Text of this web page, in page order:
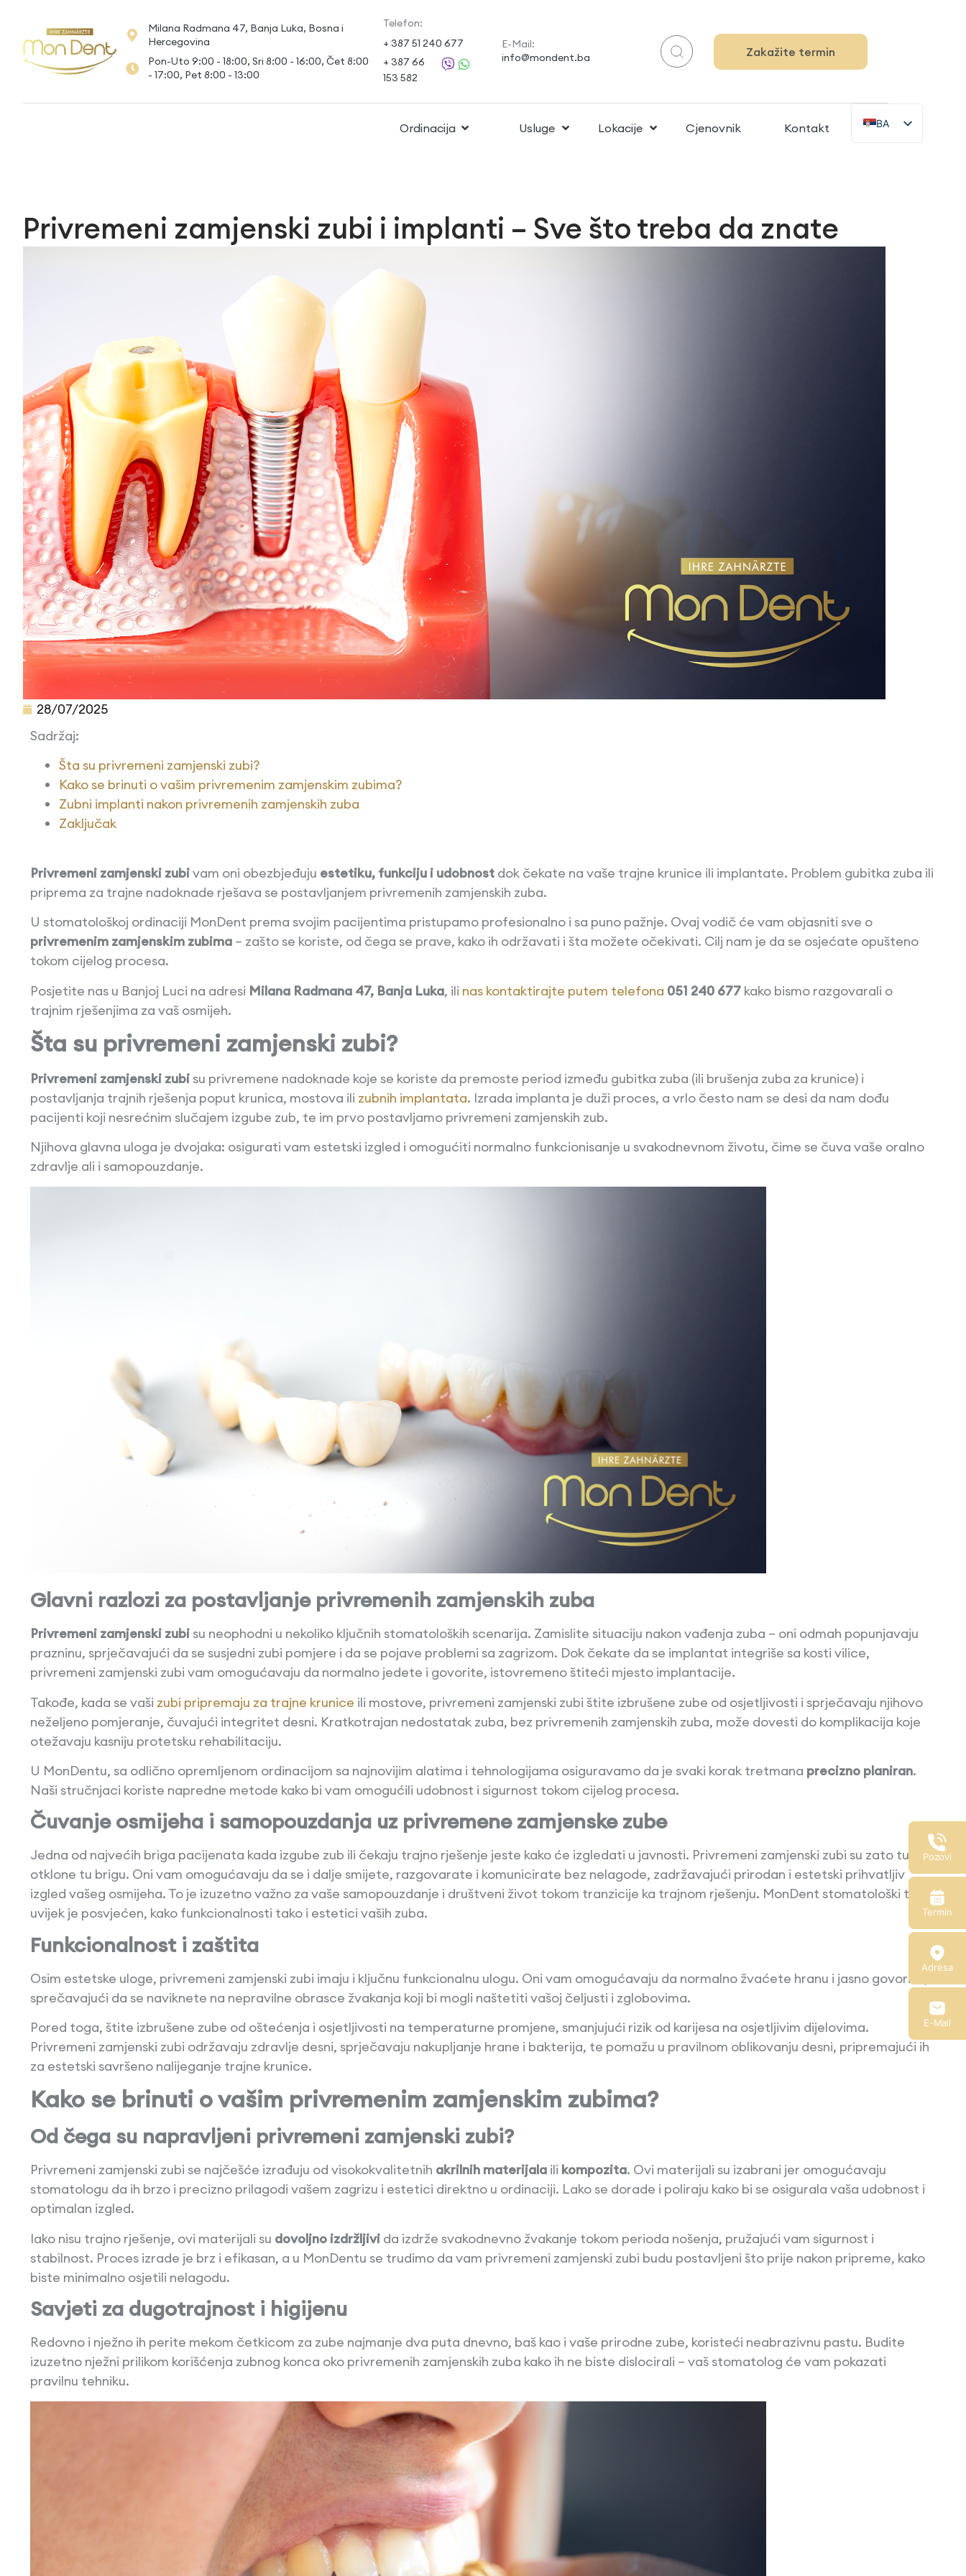
Milana Radmana 47, Banja Luka, Bosna i
Hercegovina
Pon-Uto 9:00 - 18:00, Sri 8:00 - 16:00, Čet 8:00
- 17:00, Pet 8:00 - 13:00
Telefon:
+ 387 51 240 677
+ 387 66
153 582
E-Mail:
info@mondent.ba
Zakažite termin
Ordinacija Usluge Lokacije Cjenovnik Kontakt
BA
DE
Privremeni zamjenski zubi i implanti – Sve što treba da znate
28/07/2025
Sadržaj:
Šta su privremeni zamjenski zubi?
Kako se brinuti o vašim privremenim zamjenskim zubima?
Zubni implanti nakon privremenih zamjenskih zuba
Zaključak
Privremeni zamjenski zubivam oni obezbjeđuju estetiku, funkciju i udobnostdok čekate na vaše trajne krunice ili implantate. Problem gubitka zuba ili
priprema za trajne nadoknade rješava se postavljanjem privremenih zamjenskih zuba.
U stomatološkoj ordinaciji MonDent prema svojim pacijentima pristupamo profesionalno i sa puno pažnje. Ovaj vodič će vam objasniti sve o
privremenim zamjenskim zubima– zašto se koriste, od čega se prave, kako ih održavati i šta možete očekivati. Cilj nam je da se osjećate opušteno
tokom cijelog procesa.
Posjetite nas u Banjoj Luci na adresi Milana Radmana 47, Banja Luka, ili nas kontaktirajte putem telefona 051 240 677 kako bismo razgovarali o
trajnim rješenjima za vaš osmijeh.
Šta su privremeni zamjenski zubi?
Privremeni zamjenski zubisu privremene nadoknade koje se koriste da premoste period između gubitka zuba (ili brušenja zuba za krunice) i
postavljanja trajnih rješenja poput krunica, mostova ili zubnih implantata. Izrada implanta je duži proces, a vrlo često nam se desi da nam dođu
pacijenti koji nesrećnim slučajem izgube zub, te im prvo postavljamo privremeni zamjenskih zub.
Njihova glavna uloga je dvojaka: osigurati vam estetski izgled i omogućiti normalno funkcionisanje u svakodnevnom životu, čime se čuva vaše oralno
zdravlje ali i samopouzdanje.
Glavni razlozi za postavljanje privremenih zamjenskih zuba
Privremeni zamjenski zubisu neophodni u nekoliko ključnih stomatoloških scenarija. Zamislite situaciju nakon vađenja zuba – oni odmah popunjavaju
prazninu, sprječavajući da se susjedni zubi pomjere i da se pojave problemi sa zagrizom. Dok čekate da se implantat integriše sa kosti vilice,
privremeni zamjenski zubi vam omogućavaju da normalno jedete i govorite, istovremeno štiteći mjesto implantacije.
Takođe, kada se vaši zubi pripremaju za trajne krunice ili mostove, privremeni zamjenski zubi štite izbrušene zube od osjetljivosti i sprječavaju njihovo
neželjeno pomjeranje, čuvajući integritet desni. Kratkotrajan nedostatak zuba, bez privremenih zamjenskih zuba, može dovesti do komplikacija koje
otežavaju kasniju protetsku rehabilitaciju.
U MonDentu, sa odlično opremljenom ordinacijom sa najnovijim alatima i tehnologijama osiguravamo da je svaki korak tretmana precizno planiran.
Naši stručnjaci koriste napredne metode kako bi vam omogućili udobnost i sigurnost tokom cijelog procesa.
Čuvanje osmijeha i samopouzdanja uz privremene zamjenske zube
Jedna od najvećih briga pacijenata kada izgube zub ili čekaju trajno rješenje jeste kako će izgledati u javnosti. Privremeni zamjenski zubi su zato tu da
otklone tu brigu. Oni vam omogućavaju da se i dalje smijete, razgovarate i komunicirate bez nelagode, zadržavajući prirodan i estetski prihvatljiv
izgled vašeg osmijeha. To je izuzetno važno za vaše samopouzdanje i društveni život tokom tranzicije ka trajnom rješenju. MonDent stomatološki tim
uvijek je posvjećen, kako funkcionalnosti tako i estetici vaših zuba.
Funkcionalnost i zaštita
Osim estetske uloge, privremeni zamjenski zubi imaju i ključnu funkcionalnu ulogu. Oni vam omogućavaju da normalno žvaćete hranu i jasno govorite,
sprečavajući da se naviknete na nepravilne obrasce žvakanja koji bi mogli naštetiti vašoj čeljusti i zglobovima.
Pored toga, štite izbrušene zube od oštećenja i osjetljivosti na temperaturne promjene, smanjujući rizik od karijesa na osjetljivim dijelovima.
Privremeni zamjenski zubi održavaju zdravlje desni, sprječavaju nakupljanje hrane i bakterija, te pomažu u pravilnom oblikovanju desni, pripremajući ih
za estetski savršeno nalijeganje trajne krunice.
Kako se brinuti o vašim privremenim zamjenskim zubima?
Od čega su napravljeni privremeni zamjenski zubi?
Privremeni zamjenski zubi se najčešće izrađuju od visokokvalitetnih akrilnih materijalaili kompozita. Ovi materijali su izabrani jer omogućavaju
stomatologu da ih brzo i precizno prilagodi vašem zagrizu i estetici direktno u ordinaciji. Lako se dorade i poliraju kako bi se osigurala vaša udobnost i
optimalan izgled.
Iako nisu trajno rješenje, ovi materijali su dovoljno izdržljivida izdrže svakodnevno žvakanje tokom perioda nošenja, pružajući vam sigurnost i
stabilnost. Proces izrade je brz i efikasan, a u MonDentu se trudimo da vam privremeni zamjenski zubi budu postavljeni što prije nakon pripreme, kako
biste minimalno osjetili nelagodu.
Savjeti za dugotrajnost i higijenu
Redovno i nježno ih perite mekom četkicom za zube najmanje dva puta dnevno, baš kao i vaše prirodne zube, koristeći neabrazivnu pastu. Budite
izuzetno nježni prilikom korišćenja zubnog konca oko privremenih zamjenskih zuba kako ih ne biste dislocirali – vaš stomatolog će vam pokazati
pravilnu tehniku.
Pozovi
Termin
Adresa
E-Mail